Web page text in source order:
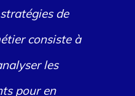
de
consiste à
les
pour en